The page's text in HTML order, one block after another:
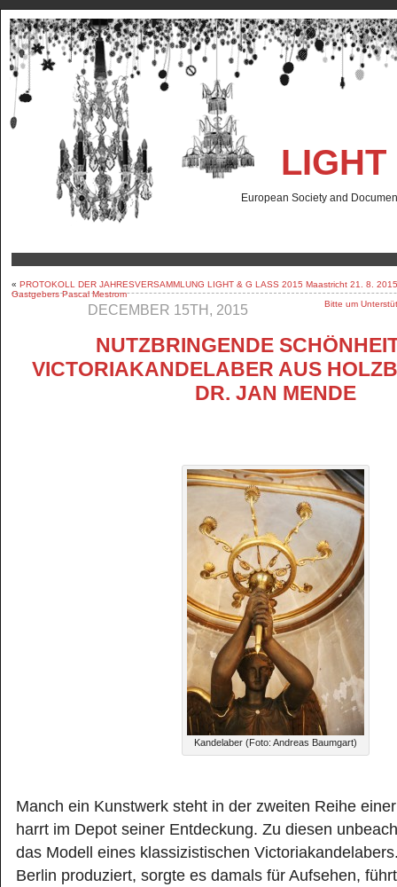
European Society and
« PROTOKOLL DER JAHRESVERSAMMLUNG LIGHT & G LASS 2015 Maastricht 21. 8.
Gastgebers Pascal Mestrom
Bitte um
DECEMBER 15TH, 2015
NUTZBRINGENDE
VICTORIAKANDELABER AUS
DR. JAN MENDE
Kandelaber (Foto: Andreas Baumgart)
Manch ein Kunstwerk steht in der zweiten Reihe
harrt im Depot seiner Entdeckung. Zu diesen
das Modell eines klassizistischen
Berlin produziert, sorgte es damals für Aufsehen,